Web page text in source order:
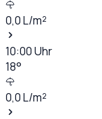
0,0L/m²
10:00Uhr
18°
0,0L/m²